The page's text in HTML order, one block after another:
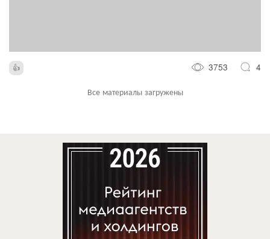
3753 4
Все материалы загружены